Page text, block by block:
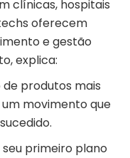
clínicas, hospitais
oferecem
e gestão
explica:
produtos mais
movimento que
seu primeiro plano